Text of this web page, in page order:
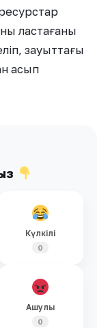
ластағаны
зауыттағы
асып
Күлкілі
0
Ашулы
0